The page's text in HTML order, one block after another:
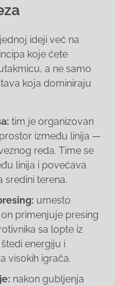
ideji već na
koje ćete
a ne samo
koja dominiraju
tim je organizovan
između linija —
reda. Time se
linija i povećava
terena.
umesto
primenjuje presing
sa lopte iz
energiju i
visokih igrača.
nakon gubljenja